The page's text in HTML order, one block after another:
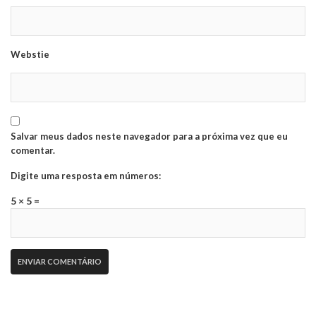
Webstie
Salvar meus dados neste navegador para a próxima vez que eu
comentar.
Digite uma resposta em números:
5 × 5 =